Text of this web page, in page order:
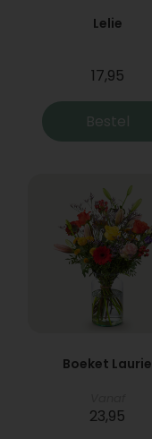
Lelie
17,95
Bestel
Boeket Laurie
23,95